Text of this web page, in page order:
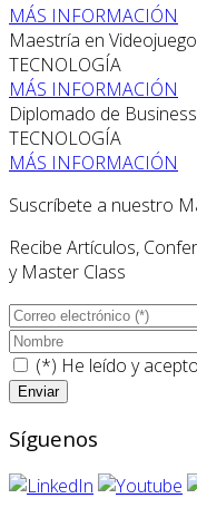
MÁS INFORMACIÓN
Maestría en
TECNOLOGÍA
MÁS INFORMACIÓN
Diplomado de
TECNOLOGÍA
MÁS INFORMACIÓN
Suscríbete a nuestro
Recibe Artículos,
y Master Class
(*) He leído y
Síguenos